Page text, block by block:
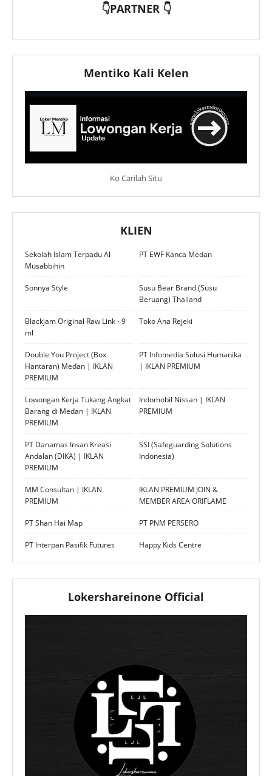
👇PARTNER 👇
Mentiko Kali Kelen
Ko Carilah Situ
KLIEN
Sekolah Islam Terpadu Al
Musabbihin
PT EWF Kanca Medan
Sonnya Style
Susu Bear Brand (Susu
Beruang) Thailand
Blackjam Original Raw Link - 9
ml
Toko Ana Rejeki
Double You Project (Box
Hantaran) Medan | IKLAN
PREMIUM
PT Infomedia Solusi Humanika
| IKLAN PREMIUM
Lowongan Kerja Tukang Angkat
Barang di Medan | IKLAN
PREMIUM
Indomobil Nissan | IKLAN
PREMIUM
PT Danamas Insan Kreasi
Andalan (DIKA) | IKLAN
PREMIUM
SSI (Safeguarding Solutions
Indonesia)
MM Consultan | IKLAN
PREMIUM
IKLAN PREMIUM JOIN &
MEMBER AREA ORIFLAME
PT Shan Hai Map PT PNM PERSERO
PT Interpan Pasifik Futures Happy Kids Centre
Lokershareinone Official